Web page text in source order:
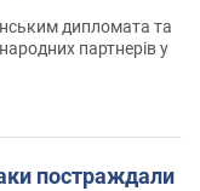
дипломата та
партнерів у
постраждали